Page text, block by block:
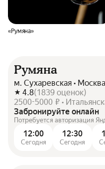
«Румяна»
Румяна
м. Сухаревская •
4.8(1839 оценок)
2500-5000 ₽ •
Забронируйте онлайн
Потребуется авторизация
12:00
Сегодня
12:30
Сегодня